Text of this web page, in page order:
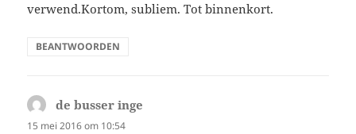
verwend.Kortom, subliem. Tot binnenkort.
BEANTWOORDEN
de busser inge
15 mei 2016 om 10:54